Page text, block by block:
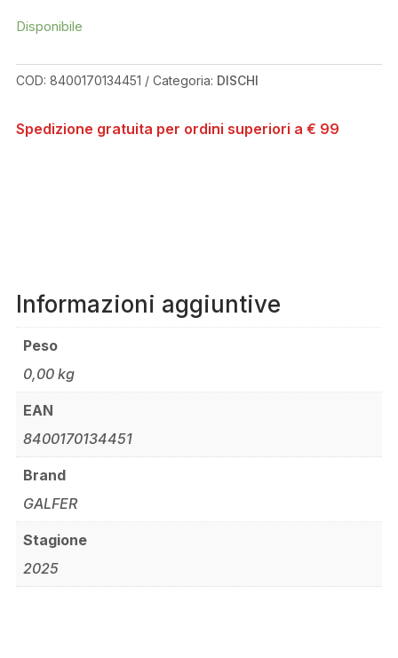
203X2.0
Disponibile
COD: 8400170134451 Categoria: DISCHI
Spedizione gratuita per ordini superiori a € 99
Informazioni aggiuntive
Peso
0,00 kg
EAN
8400170134451
Brand
GALFER
Stagione
2025